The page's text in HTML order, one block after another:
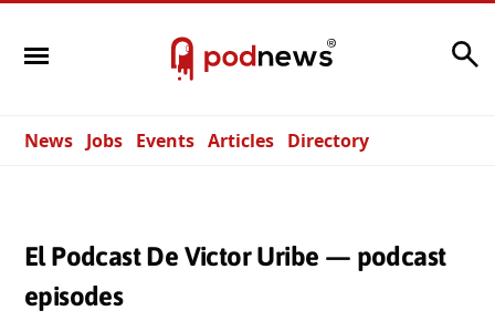
News Jobs Events Articles Directory
El Podcast De Victor Uribe — podcast
episodes